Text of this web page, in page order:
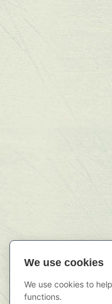
We use cookies
We use cookies to
functions.